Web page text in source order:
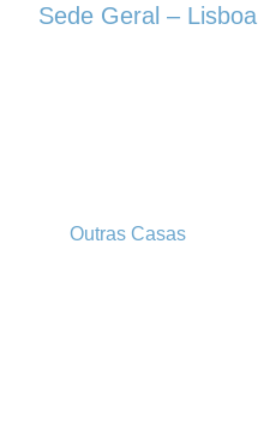
Sede Geral – Lisboa
Outras Casas